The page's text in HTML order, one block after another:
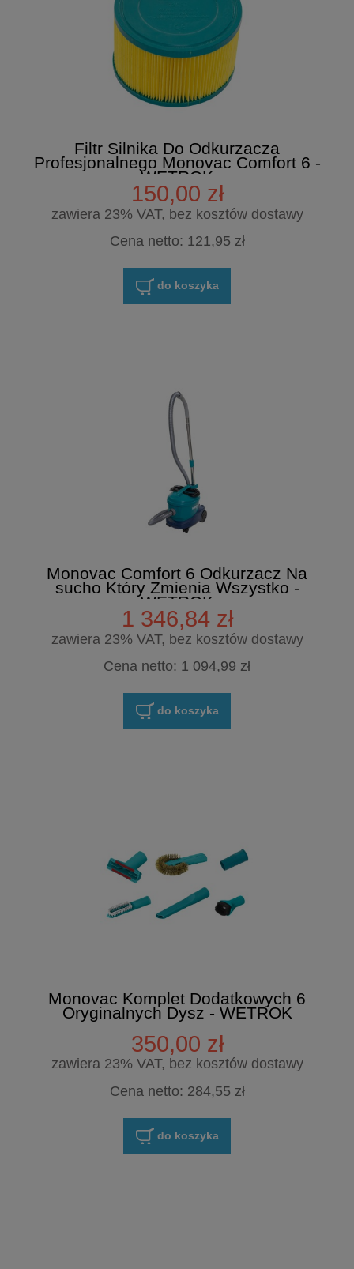
Filtr Silnika Do Odkurzacza
Profesjonalnego Monovac Comfort 6 -
WETROK
150,00 zł
zawiera 23% VAT, bez kosztów dostawy
Cena netto: 121,95 zł
do koszyka
Monovac Comfort 6 Odkurzacz Na
sucho Który Zmienia Wszystko -
WETROK
1 346,84 zł
zawiera 23% VAT, bez kosztów dostawy
Cena netto: 1 094,99 zł
do koszyka
Monovac Komplet Dodatkowych 6
Oryginalnych Dysz - WETROK
350,00 zł
zawiera 23% VAT, bez kosztów dostawy
Cena netto: 284,55 zł
do koszyka